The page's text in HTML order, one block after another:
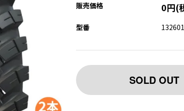
販売価格 0円(
型番
SOLD OUT